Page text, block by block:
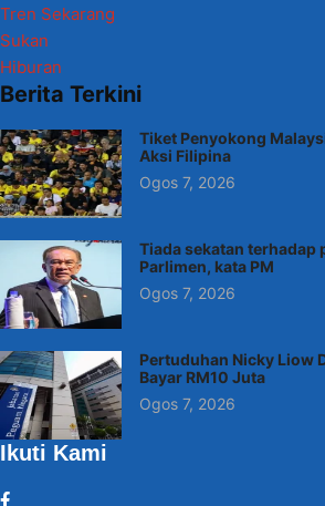
Tren Sekarang
Sukan
Hiburan
Berita Terkini
Tiket Penyokong
Aksi Filipina
Ogos 7, 2026
Tiada sekatan terhadap
Parlimen, kata PM
Ogos 7, 2026
Pertuduhan Nicky Liow
Bayar RM10 Juta
Ogos 7, 2026
Ikuti Kami